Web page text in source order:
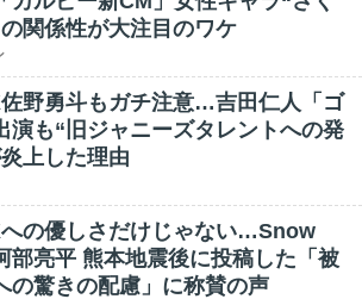
関係性が大注目のワケ
野勇斗もガチ注意…吉田仁人「ゴ
演も“旧ジャニーズタレントへの発
上した理由
の優しさだけじゃない…Snow
部亮平 熊本地震後に投稿した「被
の驚きの配慮」に称賛の声